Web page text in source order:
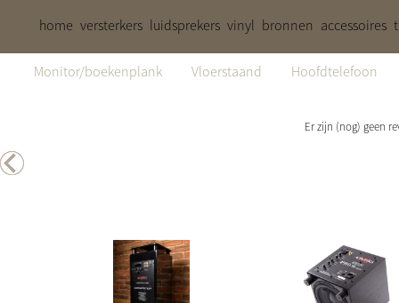
home versterkers luidsprekers vinyl bronnen accessoires
Monitor/boekenplank Vloerstaand Hoofdtelefoon
Er zijn (nog) geen